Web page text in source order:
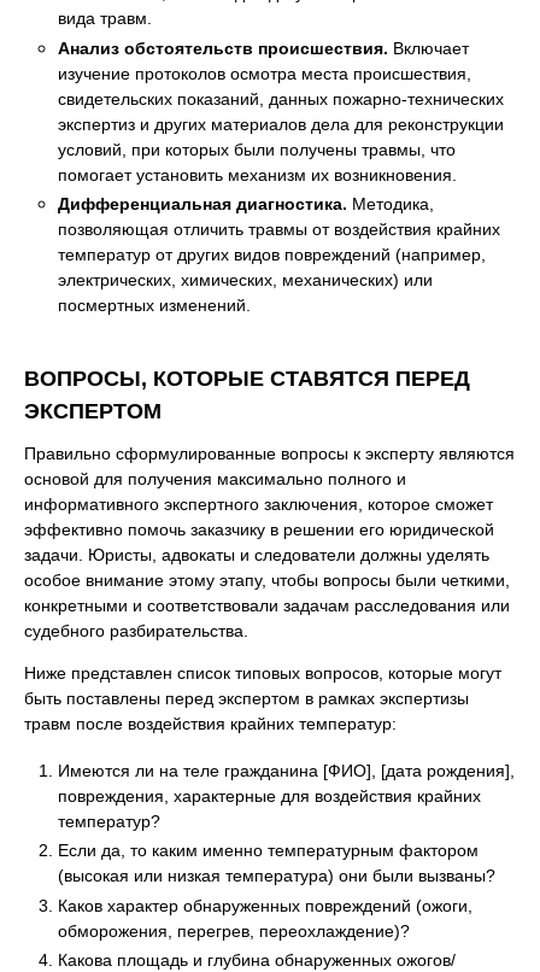
вида травм.
Анализ обстоятельств происшествия. Включает
изучение протоколов осмотра места происшествия,
свидетельских показаний, данных пожарно-технических
экспертиз и других материалов дела для реконструкции
условий, при которых были получены травмы, что
помогает установить механизм их возникновения.
Дифференциальная диагностика. Методика,
позволяющая отличить травмы от воздействия крайних
температур от других видов повреждений (например,
электрических, химических, механических) или
посмертных изменений.
ВОПРОСЫ, КОТОРЫЕ СТАВЯТСЯ ПЕРЕД
ЭКСПЕРТОМ
Правильно сформулированные вопросы к эксперту являются
основой для получения максимально полного и
информативного экспертного заключения, которое сможет
эффективно помочь заказчику в решении его юридической
задачи. Юристы, адвокаты и следователи должны уделять
особое внимание этому этапу, чтобы вопросы были четкими,
конкретными и соответствовали задачам расследования или
судебного разбирательства.
Ниже представлен список типовых вопросов, которые могут
быть поставлены перед экспертом в рамках экспертизы
травм после воздействия крайних температур:
Имеются ли на теле гражданина [ФИО], [дата рождения],
повреждения, характерные для воздействия крайних
температур?
Если да, то каким именно температурным фактором
(высокая или низкая температура) они были вызваны?
Каков характер обнаруженных повреждений (ожоги,
обморожения, перегрев, переохлаждение)?
Какова площадь и глубина обнаруженных ожогов/